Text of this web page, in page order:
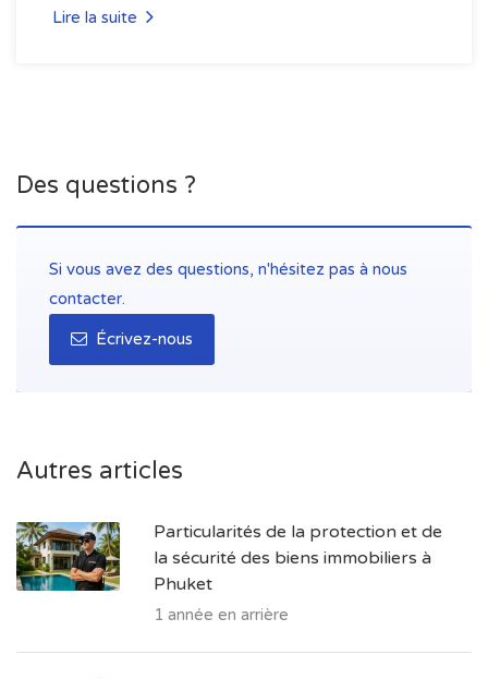
Lire la suite
Des questions ?
Si vous avez des questions, n'hésitez pas à nous
contacter.
Écrivez-nous
Autres articles
Particularités de la protection et de
la sécurité des biens immobiliers à
Phuket
1 année en arrière